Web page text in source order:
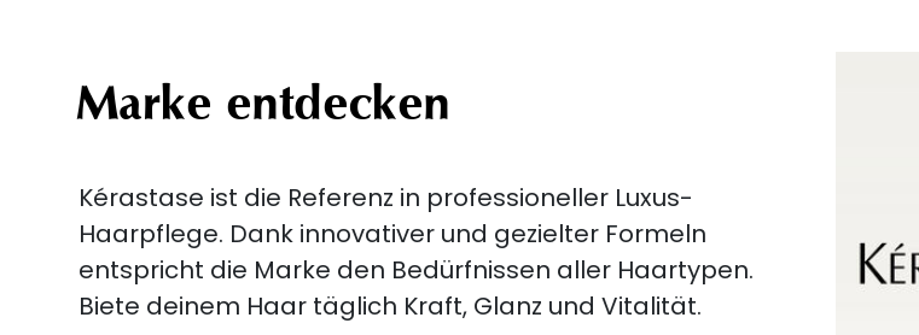
Marke entdecken
Kérastase ist die Referenz in professioneller Luxus-
Haarpflege. Dank innovativer und gezielter Formeln
entspricht die Marke den Bedürfnissen aller Haartypen.
Biete deinem Haar täglich Kraft, Glanz und Vitalität.